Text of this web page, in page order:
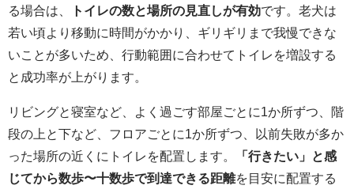
る場合は、
トイレの数と場所の見直しが有効です。老犬は
若い頃より移動に時間がかかり、ギリギリまで我慢できな
いことが多いため、行動範囲に合わせてトイレを増設する
と成功率が上がります。
リビングと寝室など、よく過ごす部屋ごとに1か所ずつ、階
段の上と下など、フロアごとに1か所ずつ、以前失敗が多か
った場所の近くにトイレを配置します。
「行きたい」と感
じてから数歩〜十数歩で到達できる距離を目安に配置する